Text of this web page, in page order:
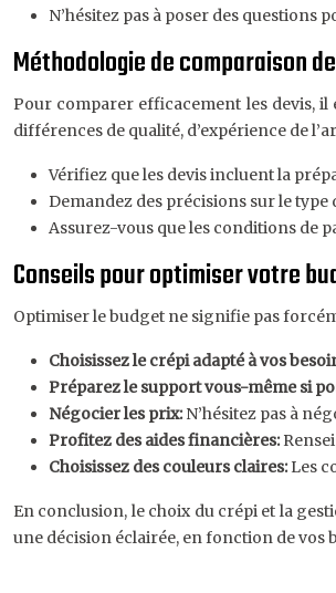
N’hésitez pas à poser des
Méthodologie de comparaison
Pour comparer efficacement les devis, il
différences de qualité, d’expérience de
Vérifiez que les devis incluent la
Demandez des précisions sur le
Assurez-vous que les conditions de
Conseils pour optimiser votre
Optimiser le budget ne signifie pas
Choisissez le crépi adapté à vos
Préparez le support vous-même si
Négocier les prix:N’hésitez pas à
Profitez des aides financières:
Choisissez des couleurs claires:Les
En conclusion, le choix du crépi et la
une décision éclairée, en fonction de vos